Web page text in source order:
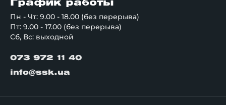
График работы
Пн - Чт: 9.00 - 18.00 (без перерыва)
Пт: 9.00 - 17.00 (без перерыва)
Сб, Вс: выходной
073 972 11 40
info@ssk.ua